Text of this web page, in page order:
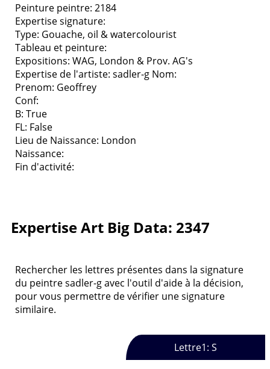
Peinture peintre: 2184
Expertise signature:
Type: Gouache, oil & watercolourist
Tableau et peinture:
Expositions: WAG, London & Prov. AG's
Expertise de l'artiste: sadler-g Nom:
Prenom: Geoffrey
Conf:
B: True
FL: False
Lieu de Naissance: London
Naissance:
Fin d'activité:
Expertise Art Big Data: 2347
Rechercher les lettres présentes dans la signature
du peintre sadler-g avec l'outil d'aide à la décision,
pour vous permettre de vérifier une signature
similaire.
Lettre1: S